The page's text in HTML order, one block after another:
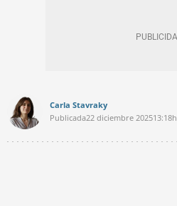
Carla Stavraky
Publicada22 diciembre 202513:18h